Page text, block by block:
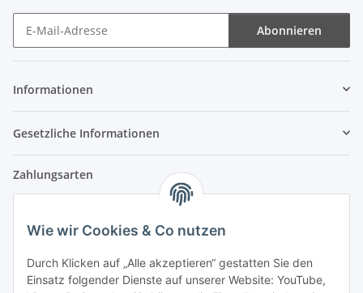
Wie wir Cookies & Co nutzen
Durch Klicken auf „Alle akzeptieren“ gestatten Sie den
Einsatz folgender Dienste auf unserer Website: YouTube,
Abonnieren
Informationen
Gesetzliche Informationen
Zahlungsarten
Versandpartner
Partner